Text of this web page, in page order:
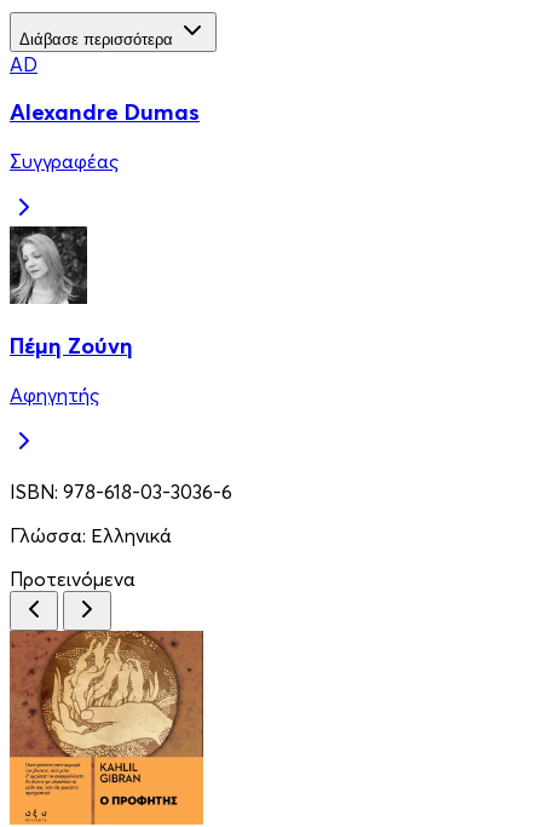
Διάβασε περισσότερα
AD
Alexandre Dumas
Συγγραφέας
Πέμη Ζούνη
Αφηγητής
ISBN: 978-618-03-3036-6
Γλώσσα: Ελληνικά
Προτεινόμενα